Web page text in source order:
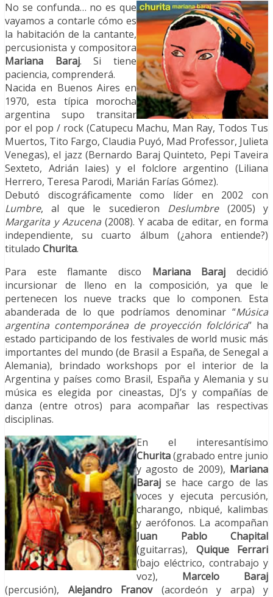
No se confunda… no es que
vayamos a contarle cómo es
la habitación de la cantante,
percusionista y compositora
Mariana Baraj. Si tiene
paciencia, comprenderá.
Nacida en Buenos Aires en
1970, esta típica morocha
argentina supo transitar
por el pop / rock (Catupecu Machu, Man Ray, Todos Tus
Muertos, Tito Fargo, Claudia Puyó, Mad Professor, Julieta
Venegas), el jazz (Bernardo Baraj Quinteto, Pepi Taveira
Sexteto, Adrián Iaies) y el folclore argentino (Liliana
Herrero, Teresa Parodi, Marián Farías Gómez).
Debutó discográficamente como líder en 2002 con
Lumbre, al que le sucedieron Deslumbre(2005) y
Margarita y Azucena(2008). Y acaba de editar, en forma
independiente, su cuarto álbum (¿ahora entiende?)
titulado Churita.
Para este flamante disco Mariana Baraj decidió
incursionar de lleno en la composición, ya que le
pertenecen los nueve tracks que lo componen. Esta
abanderada de lo que podríamos denominar “Música
argentina contemporánea de proyección folclórica” ha
estado participando de los festivales de world music más
importantes del mundo (de Brasil a España, de Senegal a
Alemania), brindado workshops por el interior de la
Argentina y países como Brasil, España y Alemania y su
música es elegida por cineastas, DJ’s y compañías de
danza (entre otros) para acompañar las respectivas
disciplinas.
En el interesantísimo
Churita(grabado entre junio
y agosto de 2009), Mariana
Baraj se hace cargo de las
voces y ejecuta percusión,
charango, nbiqué, kalimbas
y aerófonos. La acompañan
Juan Pablo Chapital
(guitarras), Quique Ferrari
(bajo eléctrico, contrabajo y
voz), Marcelo Baraj
(percusión), Alejandro Franov(acordeón y arpa) y